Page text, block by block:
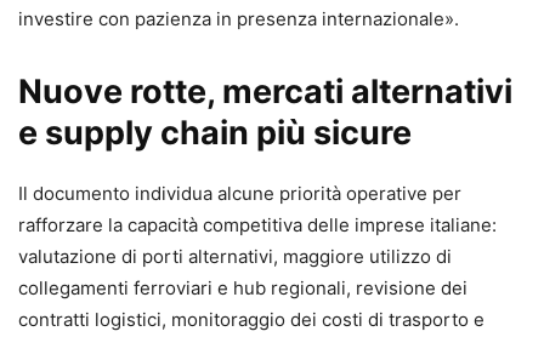
investire con pazienza in presenza internazionale».
Nuove rotte, mercati alternativi
e supply chain più sicure
Il documento individua alcune priorità operative per
rafforzare la capacità competitiva delle imprese italiane:
valutazione di porti alternativi, maggiore utilizzo di
collegamenti ferroviari e hub regionali, revisione dei
contratti logistici, monitoraggio dei costi di trasporto e